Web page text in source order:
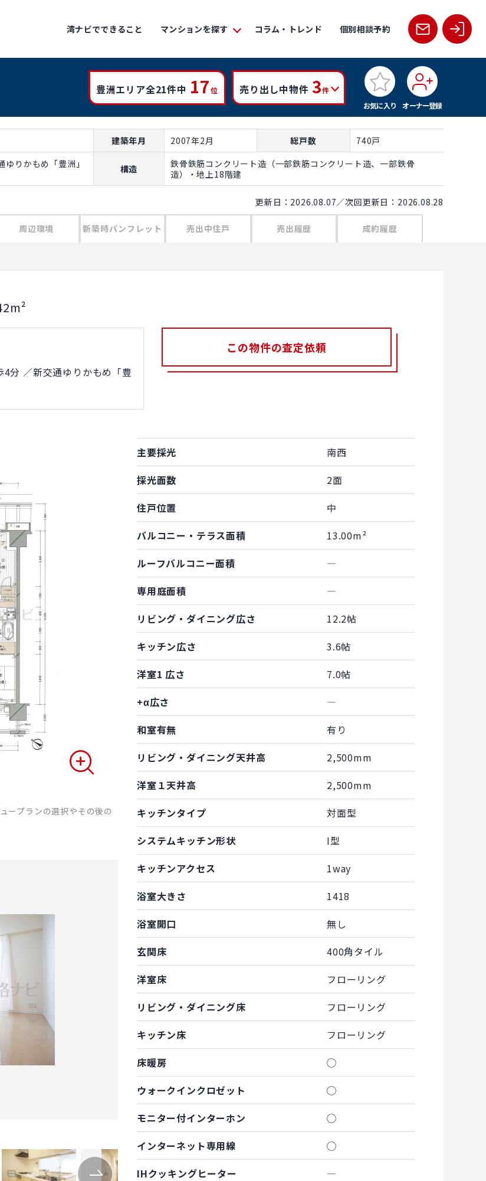
湾ナビでできること マンションを探す コラム・トレンド 個別相談予約
豊洲エリア全21件中 17位 売り出し中物件 3件
お気に入り
オーナー登録
建築年月 2007年2月 総戸数 740戸
りかもめ「豊洲」
構造
鉄骨鉄筋コンクリート造（一部鉄筋コンクリート造、一部鉄骨
造）・地上18階建
更新日：2026.08.07／次回更新日：2026.08.28
周辺環境 新築時パンフレット 売出中住戸 売出履歴 成約履歴
分 ／新交通ゆりかもめ「豊
この物件の査定依頼
ープランの選択やその後の
主要採光
南西
採光面数
2面
住戸位置
中
バルコニー・テラス面積
13.00m²
ルーフバルコニー面積
―
専用庭面積
―
リビング・ダイニング広さ
12.2帖
キッチン広さ
3.6帖
洋室1 広さ
7.0帖
+α広さ
―
和室有無
有り
リビング・ダイニング天井高
2,500mm
洋室１天井高
2,500mm
キッチンタイプ
対面型
システムキッチン形状
I型
キッチンアクセス
1way
浴室大きさ
1418
浴室開口
無し
玄関床
400角タイル
洋室床
フローリング
リビング・ダイニング床
フローリング
キッチン床
フローリング
床暖房
◯
ウォークインクロゼット
◯
モニター付インターホン
◯
インターネット専用線
◯
IHクッキングヒーター
―